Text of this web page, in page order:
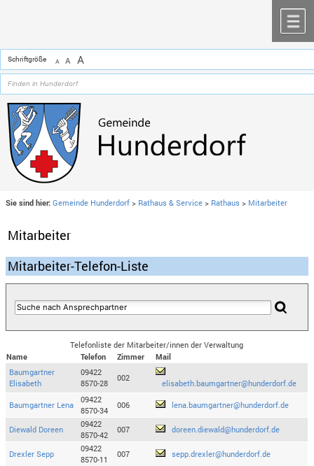
Schriftgröße A A A
Sie sind hier: Gemeinde Hunderdorf > Rathaus & Service > Rathaus > Mitarbeiter
Mitarbeiter
Mitarbeiter-Telefon-Liste
Telefonliste der Mitarbeiter/innen der Verwaltung
Name
Telefon Zimmer
Mail
Baumgartner
Elisabeth
09422
8570-28
002
elisabeth.baumgartner@hunderdorf.de
Baumgartner Lena
09422
8570-34
006 lena.baumgartner@hunderdorf.de
Diewald Doreen
09422
8570-42
007 doreen.diewald@hunderdorf.de
Drexler Sepp
09422
8570-11
007 sepp.drexler@hunderdorf.de